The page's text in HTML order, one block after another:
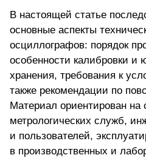
В настоящей статье
основные аспекты
осциллографов: порядок
особенности калибровки и
хранения, требования к
также рекомендации по
Материал ориентирован на
метрологических служб,
и пользователей,
в производственных и